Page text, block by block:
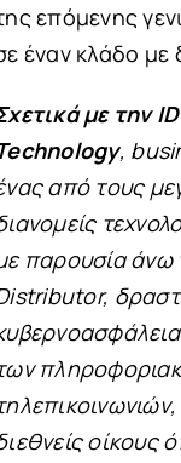
επόμενης
έναν κλάδο με
με την
,
από τους
παρουσία
,
οίκους